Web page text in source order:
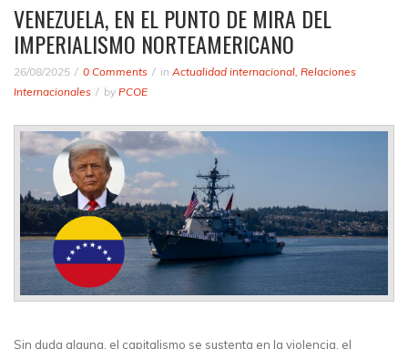
VENEZUELA, EN EL PUNTO DE MIRA DEL
IMPERIALISMO NORTEAMERICANO
26/08/2025 0 Comments in Actualidad internacional, Relaciones
Internacionales
by PCOE
Sin duda alguna, el capitalismo se sustenta en la violencia, el